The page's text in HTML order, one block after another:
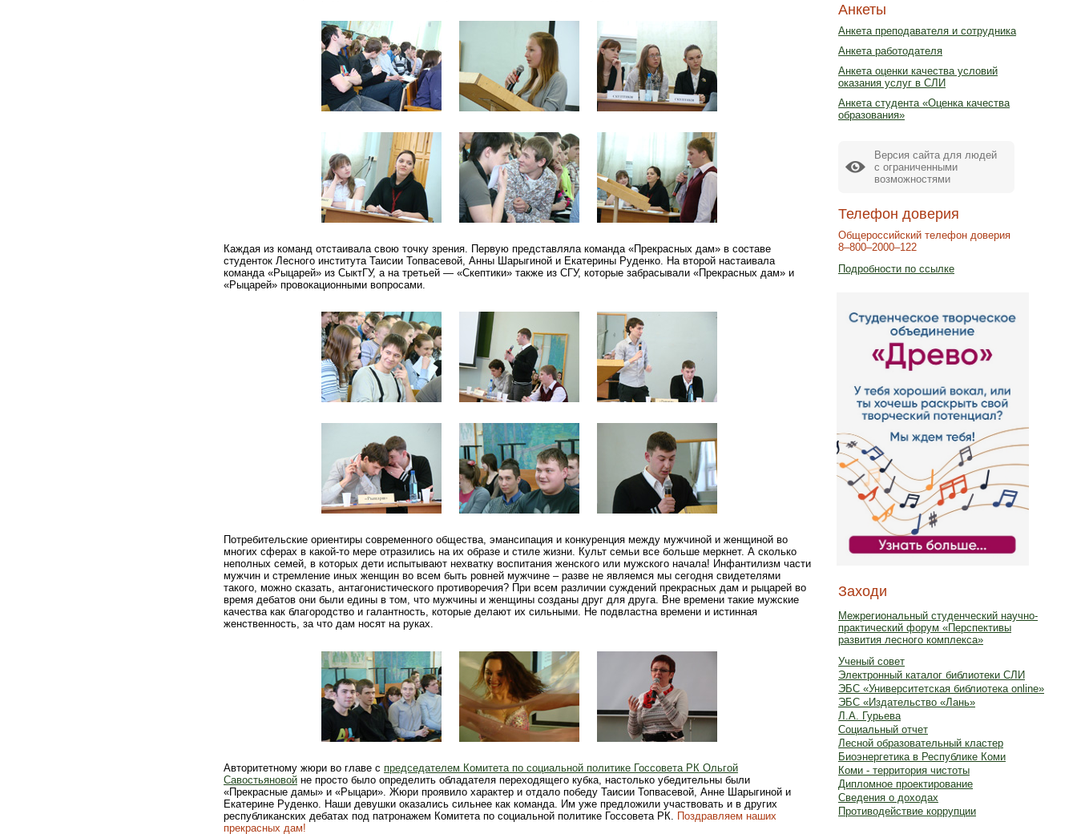
Каждая из команд отстаивала свою точку зрения. Первую представляла команда «Прекрасных дам» в составе
студенток Лесного института Таисии Топвасевой, Анны Шарыгиной и Екатерины Руденко. На второй настаивала
команда «Рыцарей» из СыктГУ, а на третьей — «Скептики» также из СГУ, которые забрасывали «Прекрасных дам» и
«Рыцарей» провокационными вопросами.
Потребительские ориентиры современного общества, эмансипация и конкуренция между мужчиной и женщиной во
многих сферах в какой-то мере отразились на их образе и стиле жизни. Культ семьи все больше меркнет. А сколько
неполных семей, в которых дети испытывают нехватку воспитания женского или мужского начала! Инфантилизм части
мужчин и стремление иных женщин во всем быть ровней мужчине – разве не являемся мы сегодня свидетелями
такого, можно сказать, антагонистического противоречия? При всем различии суждений прекрасных дам и рыцарей во
время дебатов они были едины в том, что мужчины и женщины созданы друг для друга. Вне времени такие мужские
качества как благородство и галантность, которые делают их сильными. Не подвластна времени и истинная
женственность, за что дам носят на руках.
Авторитетному жюри во главе с председателем Комитета по социальной политике Госсовета РК Ольгой
Савостьяновой не просто было определить обладателя переходящего кубка, настолько убедительны были
«Прекрасные дамы» и «Рыцари». Жюри проявило характер и отдало победу Таисии Топвасевой, Анне Шарыгиной и
Екатерине Руденко. Наши девушки оказались сильнее как команда. Им уже предложили участвовать и в других
республиканских дебатах под патронажем Комитета по социальной политике Госсовета РК.
Поздравляем наших
прекрасных дам!
Анкеты
Анкета преподавателя и сотрудника
Анкета работодателя
Анкета оценки качества условий
оказания услуг в СЛИ
Анкета студента «Оценка качества
образования»
Версия сайта для людей
с ограниченными
возможностями
Телефон доверия
Общероссийский телефон доверия
8–800–2000–122
Подробности по ссылке
Заходи
Межрегиональный студенческий научно-
практический форум «Перспективы
развития лесного комплекса»
Ученый совет
Электронный каталог библиотеки СЛИ
ЭБС «Университетская библиотека online»
ЭБС «Издательство «Лань»
Л.А. Гурьева
Социальный отчет
Лесной образовательный кластер
Биоэнергетика в Республике Коми
Коми - территория чистоты
Дипломное проектирование
Сведения о доходах
Противодействие коррупции